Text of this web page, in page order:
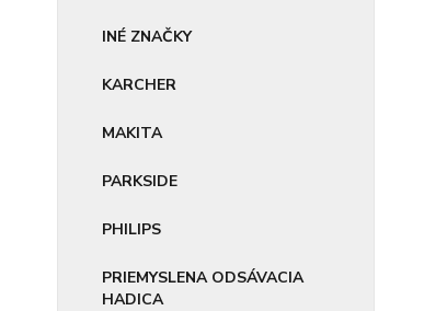
INÉ ZNAČKY
KARCHER
MAKITA
PARKSIDE
PHILIPS
PRIEMYSLENA ODSÁVACIA
HADICA